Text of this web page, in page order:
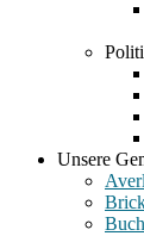
Unsere